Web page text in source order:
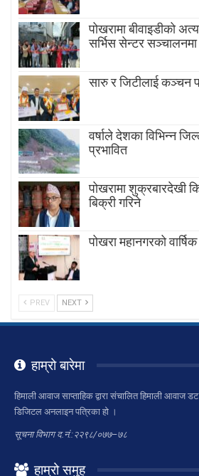
पोखरामा बीवाइडीको
सर्भिस सेन्टर
सारु र जिटीलाई कञ्चन
वर्षाले देशका विभिन्न
प्रभावित
पोखरामा शुक्रबारदेखी
बिक्री गरिने
पोखरा महानगरको
PREV NEXT
हाम्रो बारेमा
हिमाली आवाज साप्ताहिक द्वारा संचालित हिमाली आवाज
डिजिटल अनलाइन पत्रिका हो ।
सूचना विभाग द.नं.:२२९८/०७७–७८
हाम्रो समुह